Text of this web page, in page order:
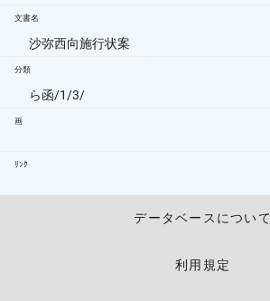
文書名
沙弥西向施行状案
分類
ら函/1/3/
画
ﾘﾝｸ
データベースについて
利用規定